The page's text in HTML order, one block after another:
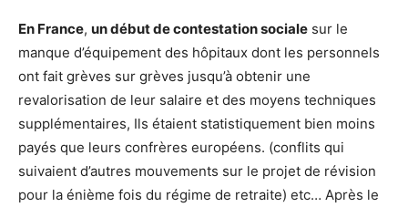
En France, un début de contestation sociale sur le
manque d’équipement des hôpitaux dont les personnels
ont fait grèves sur grèves jusqu’à obtenir une
revalorisation de leur salaire et des moyens techniques
supplémentaires, Ils étaient statistiquement bien moins
payés que leurs confrères européens. (conflits qui
suivaient d’autres mouvements sur le projet de révision
pour la énième fois du régime de retraite) etc… Après le